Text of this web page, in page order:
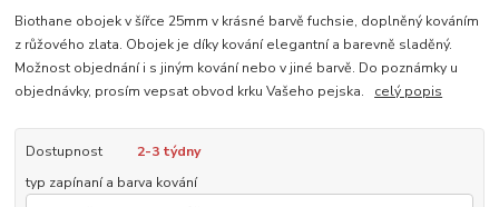
Biothane obojek v šířce 25mm v krásné barvě fuchsie, doplněný kováním
z růžového zlata. Obojek je díky kování elegantní a barevně sladěný.
Možnost objednání i s jiným kování nebo v jiné barvě. Do poznámky u
objednávky, prosím vepsat obvod krku Vašeho pejska. celý popis
Dostupnost
2-3 týdny
typ zapínaní a barva kování